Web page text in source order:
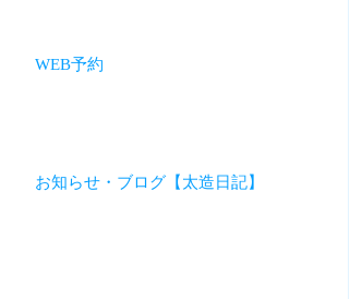
WEB予約
お知らせ・ブログ【太造日記】